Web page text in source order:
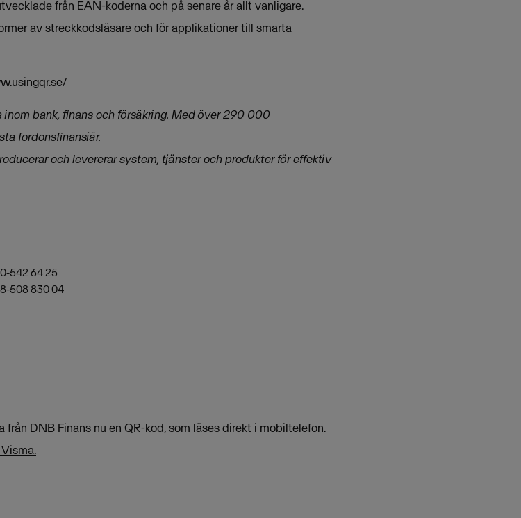
från EAN-koderna och på senare år allt vanligare.
av streckkodsläsare och för applikationer till smarta
bank, finans och försäkring. Med över 290 000
fordonsfinansiär.
och levererar system, tjänster och produkter för effektiv
542 64 25
508 830 04
DNB Finans nu en QR-kod, som läses direkt i mobiltelefon.